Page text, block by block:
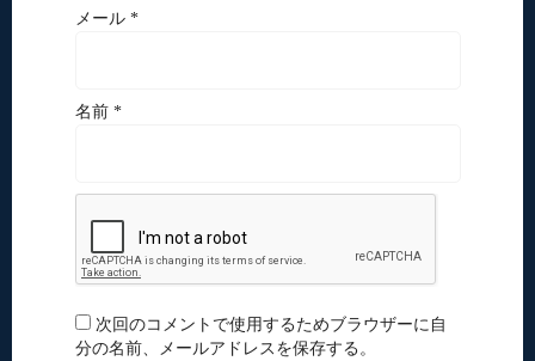
メール *
名前 *
次回のコメントで使用するためブラウザーに自
分の名前、メールアドレスを保存する。